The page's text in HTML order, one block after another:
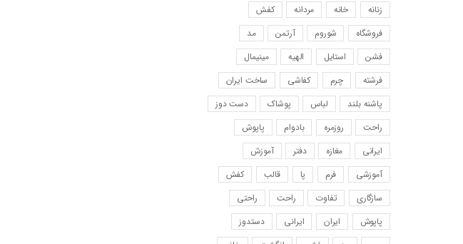
زنانه
خانه مردانه
کفش
فروشگاه
شوروم آرتمن
مد
فشن
استایل الهیه
مینیمال
فرشته
چرم کفاشی
ساخت ایران
پاشنه بلند
لباس پوشاک
دست دوز
راحت
روزمره بادوام
پاپوش
ایرانی
مغازه دفتر
آموزش
آموزشی
فرم پا قالب
کفش
سازگاری
تفاوت راحت
راحتی
پاپوش
ایران ایرانی
دستدوز